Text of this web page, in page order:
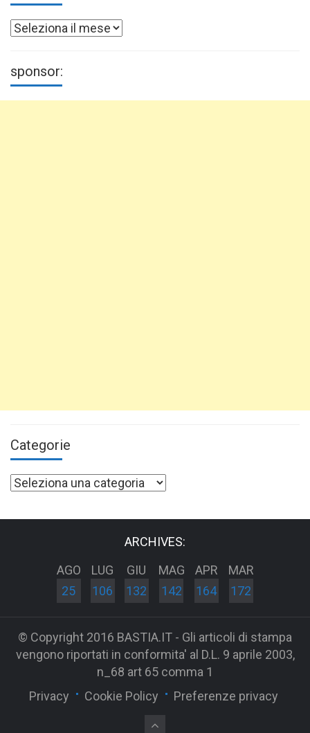
Archivi
sponsor:
Categorie
Categorie
ARCHIVES:
AGO
25
LUG
106
GIU
132
MAG
142
APR
164
MAR
172
© Copyright 2016 BASTIA.IT - Gli articoli di stampa
vengono riportati in conformita' al D.L. 9 aprile 2003,
n_68 art 65 comma 1
Privacy
Cookie Policy Preferenze privacy